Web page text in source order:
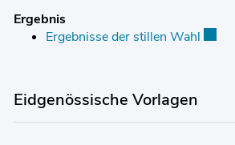
Ergebnis
Ergebnisse der stillen Wahl
Eidgenössische Vorlagen